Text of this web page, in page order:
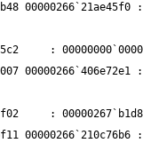
00000266`21ae45f0 :
:
00000266`406e72e1 :
:
00000266`210c76b6 :